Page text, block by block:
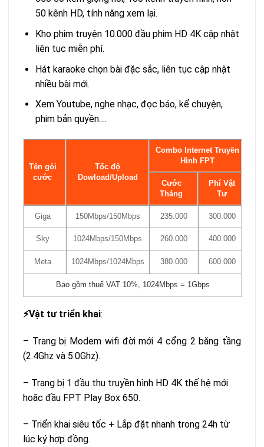
50 kênh HD, tính năng xem lại.
Kho phim truyện 10.000 đầu phim HD 4K cập nhật
liên tục miễn phí.
Hát karaoke chọn bài đặc sắc, liên tục cập nhật
nhiều bài mới.
Xem Youtube, nghe nhạc, đọc báo, kể chuyện,
phim bản quyền….
Tên gói
cước
Tốc độ
Dowload/Upload
Combo Internet Truyền
Hình FPT
Cước
Tháng
Phí Vật
Tư
Giga 150Mbps/150Mbps 235.000 300.000
Sky 1024Mbps/150Mbps 260.000 400.000
Meta 1024Mbps/1024Mbps 380.000 600.000
Bao gồm thuế VAT 10%, 1024Mbps = 1Gbps
⚡️Vật tư triển khai:
– Trang bị Modem wifi đời mới 4 cổng 2 băng tầng
(2.4Ghz và 5.0Ghz).
– Trang bị 1 đầu thu truyền hình HD 4K thế hệ mới
hoặc đầu FPT Play Box 650.
– Triển khai siêu tốc + Lắp đặt nhanh trong 24h từ
lúc ký hợp đồng.